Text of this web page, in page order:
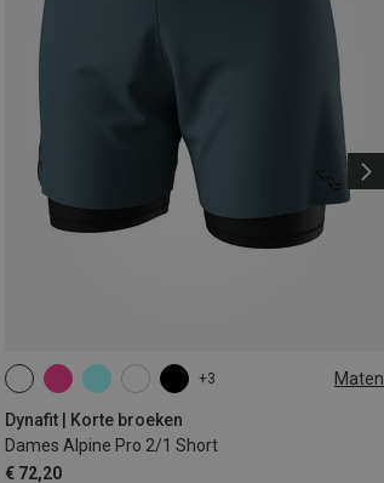
+3 Maten
Dynafit | Korte broeken
Dames Alpine Pro 2/1 Short
€ 72,20
XS S M XL